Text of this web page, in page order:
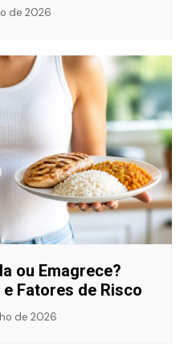
de 2026
ou Emagrece?
Fatores de Risco
de 2026